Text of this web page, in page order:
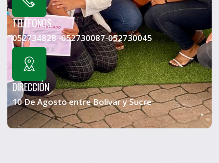
TELÉFONOS
052734828 -052730087-052730045
DIRECCIÓN
10 De Agosto entre Bolivar y Sucre